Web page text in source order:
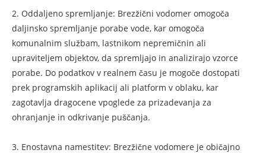
2. Oddaljeno spremljanje: Brezžični vodomer omogoča
daljinsko spremljanje porabe vode, kar omogoča
komunalnim službam, lastnikom nepremičnin ali
upraviteljem objektov, da spremljajo in analizirajo vzorce
porabe. Do podatkov v realnem času je mogoče dostopati
prek programskih aplikacij ali platform v oblaku, kar
zagotavlja dragocene vpoglede za prizadevanja za
ohranjanje in odkrivanje puščanja.
3. Enostavna namestitev: Brezžične vodomere je običajno